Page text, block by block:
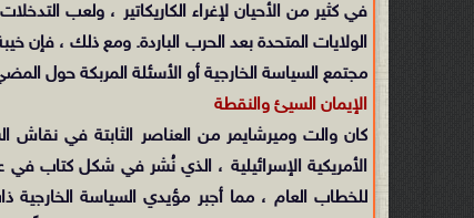
في كثير من الأحيان لإغراء الكاريكاتير ، ولعب
الولايات المتحدة بعد الحرب الباردة. ومع ذلك ، فإن
مجتمع السياسة الخارجية أو الأسئلة المربكة حول
الإيمان السيئ والنقطة
كان والت وميرشايمر من العناصر الثابتة في نقاش
للخطاب العام ، مما أجبر مؤيدي السياسة